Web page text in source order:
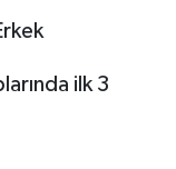
ilk 3